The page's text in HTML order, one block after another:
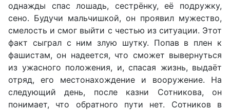
однажды спас лошадь, сестрёнку, её подружку,
сено. Будучи мальчишкой, он проявил мужество,
смелость и смог выйти с честью из ситуации. Этот
факт сыграл с ним злую шутку. Попав в плен к
фашистам, он надеется, что сможет вывернуться
из ужасного положения, и, спасая жизнь, выдаёт
отряд, его местонахождение и вооружение. На
следующий день, после казни Сотникова, он
понимает, что обратного пути нет. Сотников в